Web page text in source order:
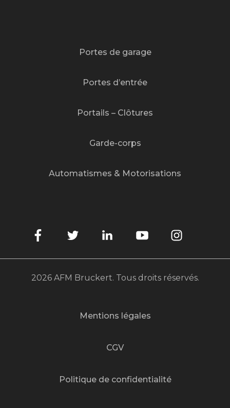
Portes de garage
Portes d’entrée
Portails – Clôtures
Garde-corps
Automatismes & Motorisations
2026 AFM Bruckert. Tous droits réservés.
Mentions légales
CGV
Politique de confidentialité